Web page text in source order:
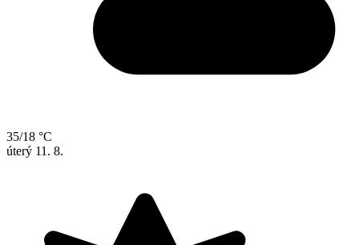
35/18 °C
úterý 11. 8.